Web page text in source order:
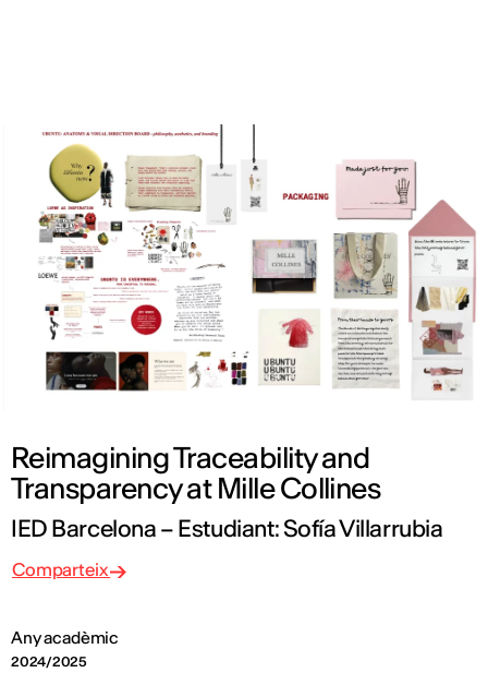
Reimagining Traceability and
Transparency at Mille Collines
IED Barcelona – Estudiant: Sofía Villarrubia
Any acadèmic
2024/2025
Comparteix